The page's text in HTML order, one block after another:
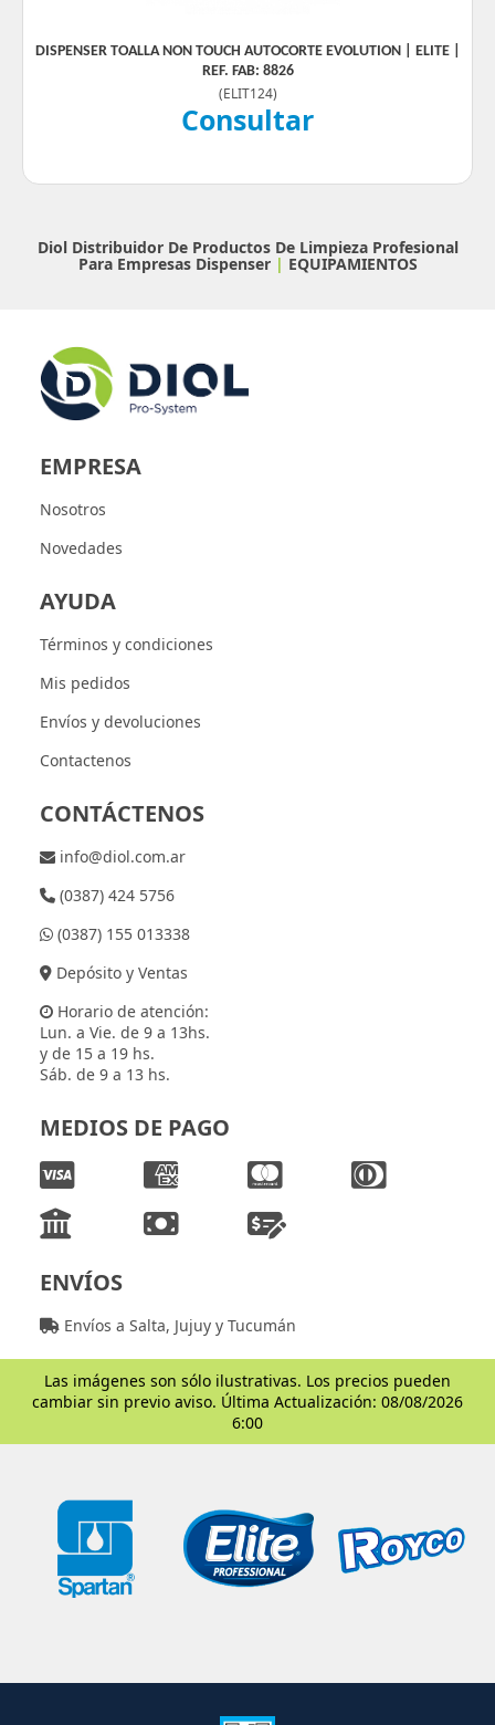
DISPENSER TOALLA NON TOUCH AUTOCORTE EVOLUTION | ELITE |
REF. FAB: 8826
(ELIT124)
Consultar
Diol Distribuidor De Productos De Limpieza Profesional
Para Empresas Dispenser| EQUIPAMIENTOS
EMPRESA
Nosotros
Novedades
AYUDA
Términos y condiciones
Mis pedidos
Envíos y devoluciones
Contactenos
CONTÁCTENOS
info@diol.com.ar
(0387) 424 5756
(0387) 155 013338
Depósito y Ventas
Horario de atención:
Lun. a Vie. de 9 a 13hs.
y de 15 a 19 hs.
Sáb. de 9 a 13 hs.
MEDIOS DE PAGO
ENVÍOS
Envíos a Salta, Jujuy y Tucumán
Las imágenes son sólo ilustrativas. Los precios pueden
cambiar sin previo aviso. Última Actualización: 08/08/2026
6:00